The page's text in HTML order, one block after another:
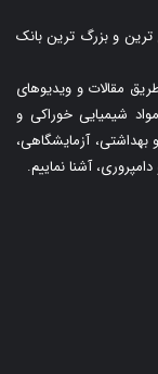
و بزرگ ترین بانک
مقالات و ویدیوهای
شیمیایی خوراکی و
بهداشتی، آزمایشگاهی،
آشنا نماییم.